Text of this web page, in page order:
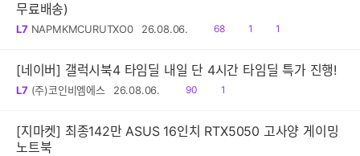
무료배송)
L7 NAPMKMCURUTXO0 26.08.06.
읽
68
공1
댓1
[네이버] 갤럭시북4 타임딜 내일 단 4시간 타임딜 특가 진행!
L7 (주)코인비엠에스 26.08.06.
읽
90
공1
[지마켓] 최종142만 ASUS 16인치 RTX5050 고사양 게이밍
노트북